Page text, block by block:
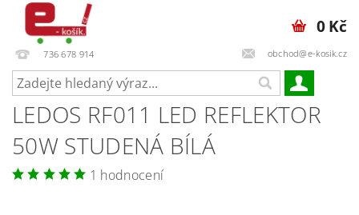
736 678 914 obchod@e-kosik.cz
0 Kč
LEDOS RF011 LED REFLEKTOR
50W STUDENÁ BÍLÁ
1 hodnocení